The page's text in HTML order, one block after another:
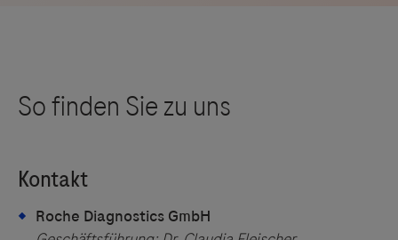
Roche Diagnostics GmbH